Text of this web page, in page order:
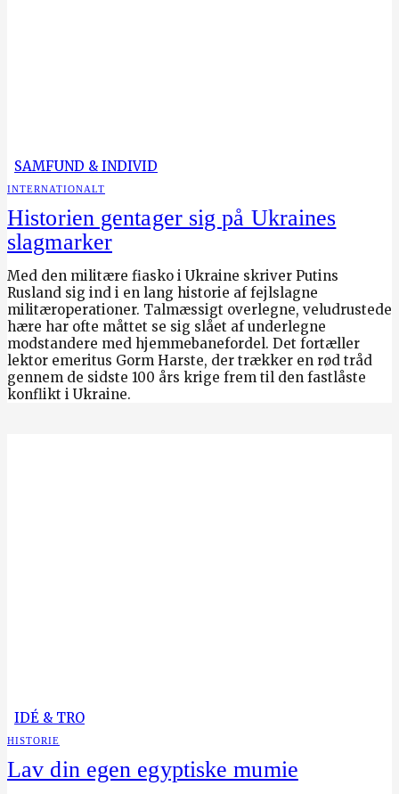
SAMFUND & INDIVID
INTERNATIONALT
Historien gentager sig på Ukraines
slagmarker
Med den militære fiasko i Ukraine skriver Putins
Rusland sig ind i en lang historie af fejlslagne
militæroperationer. Talmæssigt overlegne, veludrustede
hære har ofte måttet se sig slået af underlegne
modstandere med hjemmebanefordel. Det fortæller
lektor emeritus Gorm Harste, der trækker en rød tråd
gennem de sidste 100 års krige frem til den fastlåste
konflikt i Ukraine.
IDÉ & TRO
HISTORIE
Lav din egen egyptiske mumie